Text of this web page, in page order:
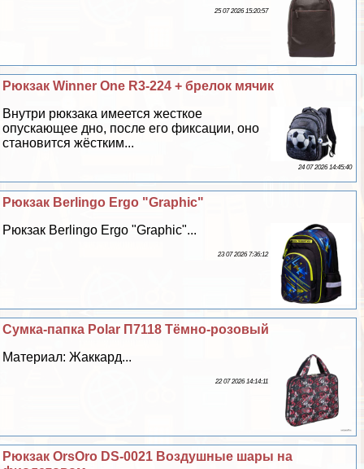
25 07 2026 15:20:57
Рюкзак Winner One R3-224 + брелок мячик
Внутри рюкзака имеется жесткое
опускающее дно, после его фиксации, оно
становится жёстким...
24 07 2026 14:45:40
Рюкзак Berlingo Ergo "Graphic"
Рюкзак Berlingo Ergo "Graphic"...
23 07 2026 7:36:12
Сумка-папка Polar П7118 Тёмно-розовый
Материал: Жаккард...
22 07 2026 14:14:11
Рюкзак OrsOro DS-0021 Воздушные шары на